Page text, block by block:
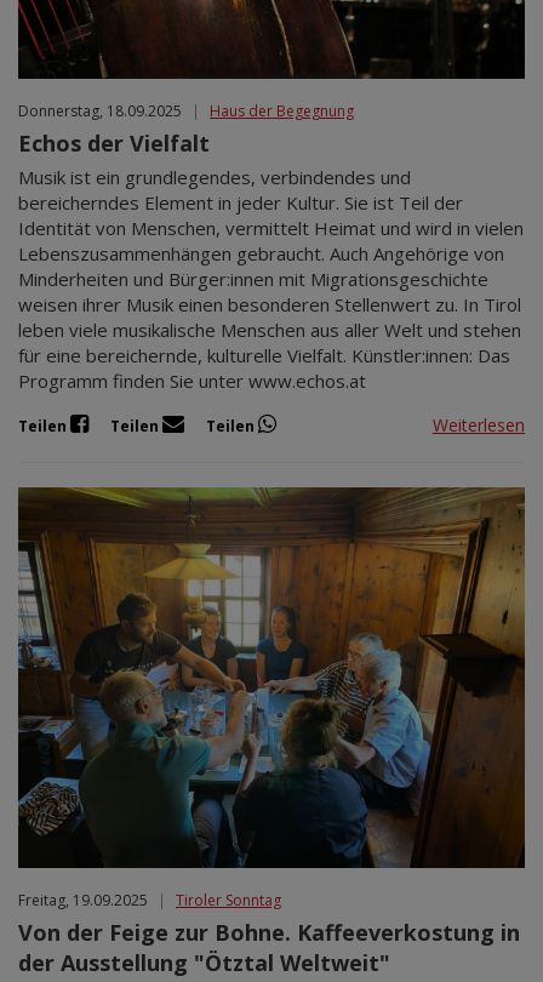
Donnerstag, 18.09.2025 Haus der Begegnung
Echos der Vielfalt
Musik ist ein grundlegendes, verbindendes und
bereicherndes Element in jeder Kultur. Sie ist Teil der
Identität von Menschen, vermittelt Heimat und wird in vielen
Lebenszusammenhängen gebraucht. Auch Angehörige von
Minderheiten und Bürger:innen mit Migrationsgeschichte
weisen ihrer Musik einen besonderen Stellenwert zu. In Tirol
leben viele musikalische Menschen aus aller Welt und stehen
für eine bereichernde, kulturelle Vielfalt. Künstler:innen: Das
Programm finden Sie unter www.echos.at
Teilen Teilen Teilen Weiterlesen
Freitag, 19.09.2025 | Tiroler Sonntag
Von der Feige zur Bohne. Kaffeeverkostung in
der Ausstellung "Ötztal Weltweit"